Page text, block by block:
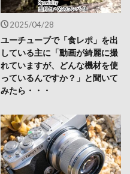
2025/04/28
ユーチューブで「食レポ」を出
している主に「動画が綺麗に撮
れていますが、どんな機材を使
っているんですか？」と聞いて
みたら・・・